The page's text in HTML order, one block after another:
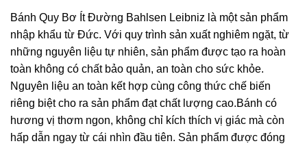
Bánh Quy Bơ Ít Đường Bahlsen Leibniz là một sản phẩm
nhập khẩu từ Đức. Với quy trình sản xuất nghiêm ngặt, từ
những nguyên liệu tự nhiên, sản phẩm được tạo ra hoàn
toàn không có chất bảo quản, an toàn cho sức khỏe.
Nguyên liệu an toàn kết hợp cùng công thức chế biến
riêng biệt cho ra sản phẩm đạt chất lượng cao.Bánh có
hương vị thơm ngon, không chỉ kích thích vị giác mà còn
hấp dẫn ngay từ cái nhìn đầu tiên. Sản phẩm được đóng